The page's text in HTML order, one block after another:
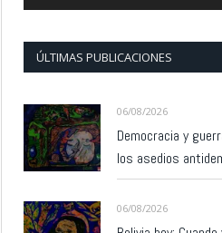
ÚLTIMAS PUBLICACIONES
06/08/2026
Democracia y
los asedios
06/08/2026